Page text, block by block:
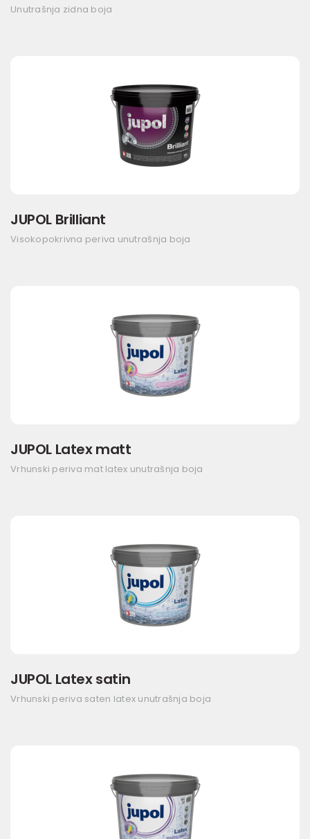
Unutrašnja zidna boja
JUPOL Brilliant
Visokopokrivna periva unutrašnja boja
JUPOL Latex matt
Vrhunski periva mat latex unutrašnja boja
JUPOL Latex satin
Vrhunski periva saten latex unutrašnja boja